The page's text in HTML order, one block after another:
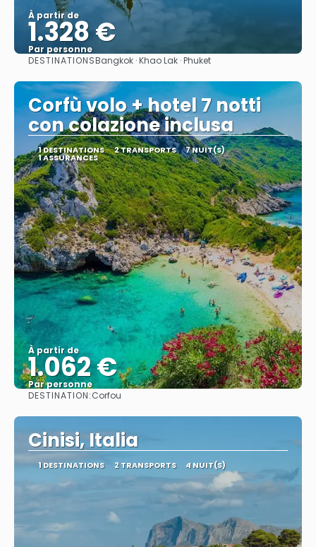
À partir de
1.328 €
Par personne
Afficher
DESTINATIONSBangkok · Khao Lak · Phuket
Corfù volo + hotel 7 notti
con colazione inclusa
1 DESTINATIONS 2 TRANSPORTS 7 NUIT(S)
1 ASSURANCES
À partir de
1.062 €
Par personne
DESTINATION:Corfou
Cinisi, Italia
1 DESTINATIONS 2 TRANSPORTS 4 NUIT(S)